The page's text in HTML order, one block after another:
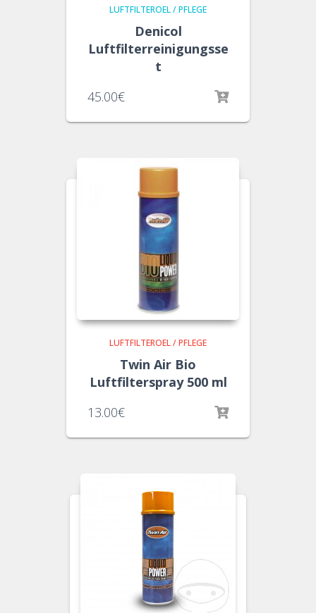
LUFTFILTEROEL / PFLEGE
Denicol
Luftfilterreinigungsse
t
45.00€
LUFTFILTEROEL / PFLEGE
Twin Air Bio
Luftfilterspray 500 ml
13.00€